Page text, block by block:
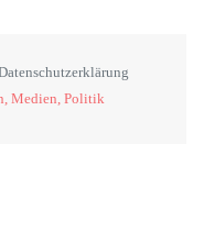
Medien, Politik